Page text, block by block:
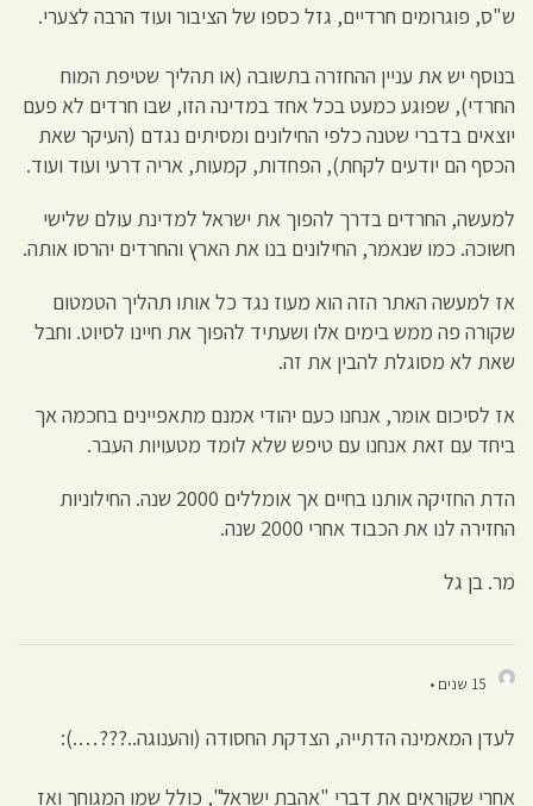
ש"ס, פוגרומים חרדיים, גזל כספו של הציבור ועוד הרבה לצערי.
בנוסף יש את עניין ההחזרה בתשובה (או תהליך שטיפת המוח
החרדי), שפוגע כמעט בכל אחד במדינה הזו, שבו חרדים לא פעם
יוצאים בדברי שטנה כלפי החילונים ומסיתים נגדם (העיקר שאת
הכסף הם יודעים לקחת), הפחדות, קמעות, אריה דרעי ועוד ועוד.
למעשה, החרדים בדרך להפוך את ישראל למדינת עולם שלישי
חשוכה. כמו שנאמר, החילונים בנו את הארץ והחרדים יהרסו אותה.
אז למעשה האתר הזה הוא מעוז נגד כל אותו תהליך הטמטום
שקורה פה ממש בימים אלו ושעתיד להפוך את חיינו לסיוט. וחבל
שאת לא מסוגלת להבין את זה.
אז לסיכום אומר, אנחנו כעם יהודי אמנם מתאפיינים בחכמה אך
ביחד עם זאת אנחנו עם טיפש שלא לומד מטעויות העבר.
הדת החזיקה אותנו בחיים אך אומללים 2000 שנה. החילוניות
החזירה לנו את הכבוד אחרי 2000 שנה.
מר. בן גל
15 שנים •
לעדן המאמינה הדתייה, הצדקת החסודה (והענוגה..???….):
אחרי שקוראים את דברי "אהבת ישראל", כולל שמו המגוחך ואז